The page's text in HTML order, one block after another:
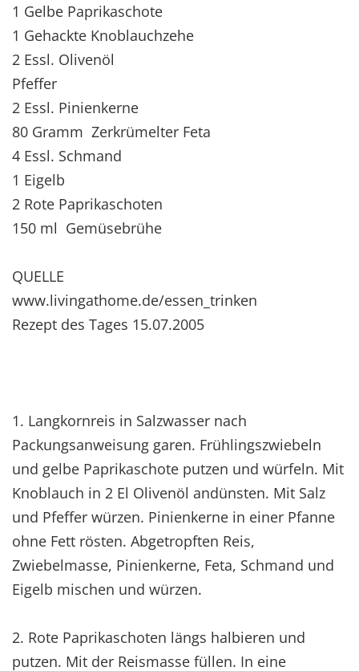
1 Gelbe Paprikaschote
1 Gehackte Knoblauchzehe
2 Essl. Olivenöl
Pfeffer
2 Essl. Pinienkerne
80 Gramm Zerkrümelter Feta
4 Essl. Schmand
1 Eigelb
2 Rote Paprikaschoten
150 ml Gemüsebrühe
QUELLE
www.livingathome.de/essen_trinken
Rezept des Tages 15.07.2005
1. Langkornreis in Salzwasser nach
Packungsanweisung garen. Frühlingszwiebeln
und gelbe Paprikaschote putzen und würfeln. Mit
Knoblauch in 2 El Olivenöl andünsten. Mit Salz
und Pfeffer würzen. Pinienkerne in einer Pfanne
ohne Fett rösten. Abgetropften Reis,
Zwiebelmasse, Pinienkerne, Feta, Schmand und
Eigelb mischen und würzen.
2. Rote Paprikaschoten längs halbieren und
putzen. Mit der Reismasse füllen. In eine